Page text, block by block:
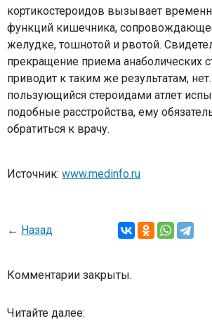
кортикостероидов вызывает
функций кишечника,
желудке, тошнотой и рвотой.
прекращение приема анаболических
приводит к таким же результатам,
пользующийся стероидами атлет
подобные расстройства, ему
обратиться к врачу.
Источник: www.medinfo.ru
← Назад
Комментарии закрыты.
Читайте далее: